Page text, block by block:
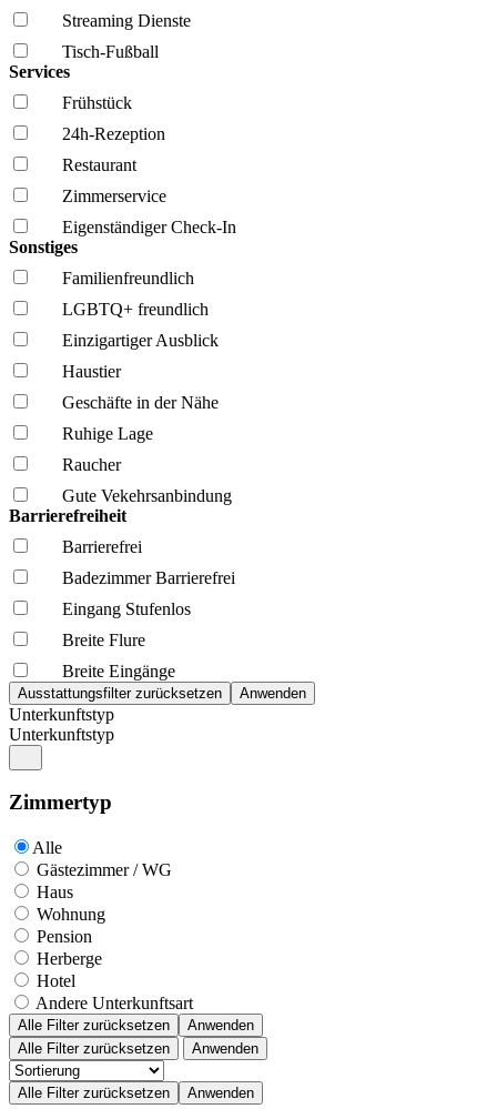
Streaming Dienste
Tisch-Fußball
Services
Frühstück
24h-Rezeption
Restaurant
Zimmerservice
Eigenständiger Check-In
Sonstiges
Familien­freundlich
LGBTQ+ freundlich
Einzigartiger Ausblick
Haustier
Geschäfte in der Nähe
Ruhige Lage
Raucher
Gute Vekehrsanbindung
Barrierefreiheit
Barrierefrei
Badezimmer Barrierefrei
Eingang Stufenlos
Breite Flure
Breite Eingänge
Unterkunftstyp
Unterkunftstyp
Zimmertyp
Alle
Gästezimmer / WG
Haus
Wohnung
Pension
Herberge
Hotel
Andere Unterkunftsart
Alle Filter zurücksetzen
Anwenden
Alle Filter zurücksetzen
Anwenden